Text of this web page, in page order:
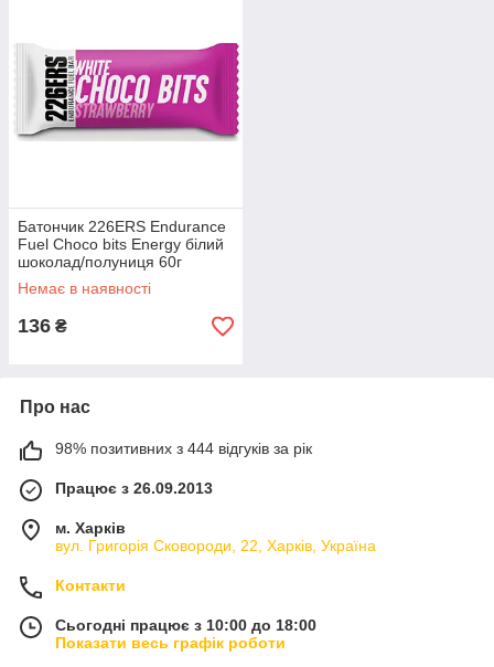
Батончик 226ERS Endurance
Fuel Choco bits Energy білий
шоколад/полуниця 60г
Немає в наявності
136 ₴
Про нас
98% позитивних з 444 відгуків за рік
Працює з 26.09.2013
м. Харків
вул. Григорія Сковороди, 22, Харків, Україна
Контакти
Сьогодні працює з 10:00 до 18:00
Показати весь графік роботи